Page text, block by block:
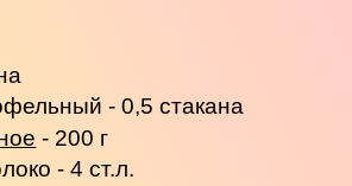
- 0,5 стакана
- 200 г
- 4 ст.л.